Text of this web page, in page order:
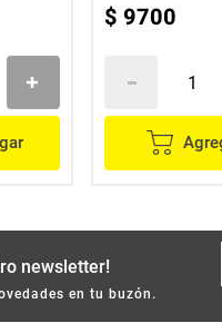
$ 9700
newsletter!
en tu buzón.